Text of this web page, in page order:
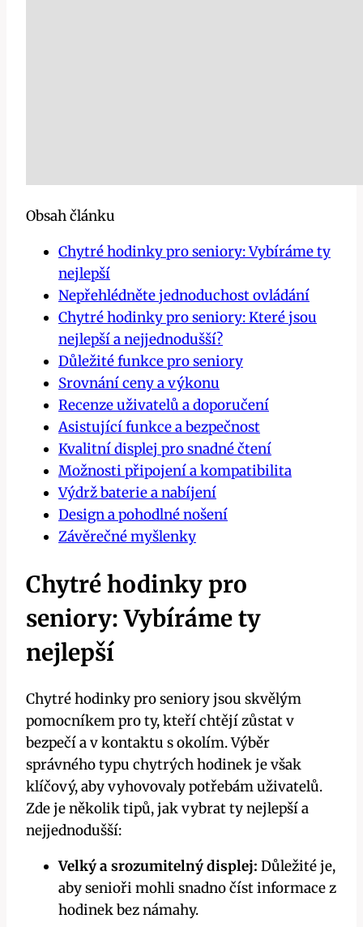
Obsah článku
Chytré hodinky pro seniory: Vybíráme ty
nejlepší
Nepřehlédněte jednoduchost ovládání
Chytré hodinky pro seniory: Které jsou
nejlepší a nejjednodušší?
Důležité funkce pro seniory
Srovnání ceny a výkonu
Recenze uživatelů a doporučení
Asistující funkce a bezpečnost
Kvalitní displej pro snadné čtení
Možnosti připojení a kompatibilita
Výdrž baterie a nabíjení
Design a pohodlné nošení
Závěrečné myšlenky
Chytré hodinky pro
seniory: Vybíráme ty
nejlepší
Chytré hodinky pro seniory jsou skvělým
pomocníkem pro ty, kteří chtějí zůstat v
bezpečí a v kontaktu s okolím. Výběr
správného typu chytrých hodinek je však
klíčový, aby vyhovovaly potřebám uživatelů.
Zde je několik tipů, jak vybrat ty nejlepší a
nejjednodušší:
Velký a srozumitelný displej: Důležité je,
aby senioři mohli snadno číst informace z
hodinek bez námahy.